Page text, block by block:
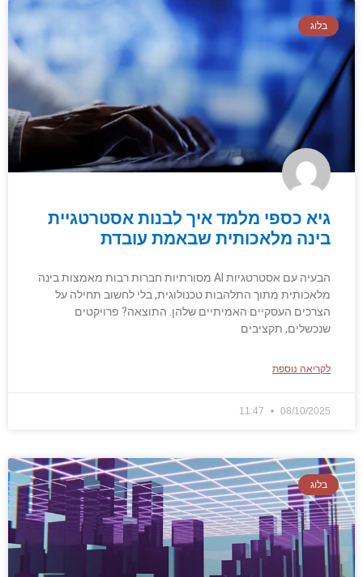
בלוג
גיא כספי מלמד איך לבנות אסטרטגיית
בינה מלאכותית שבאמת עובדת
הבעיה עם אסטרטגיות AI מסורתיות חברות רבות מאמצות בינה
מלאכותית מתוך התלהבות טכנולוגית, בלי לחשוב תחילה על
הצרכים העסקיים האמיתיים שלהן. התוצאה? פרויקטים
שנכשלים, תקציבים
לקריאה נוספת
08/10/2025
בלוג